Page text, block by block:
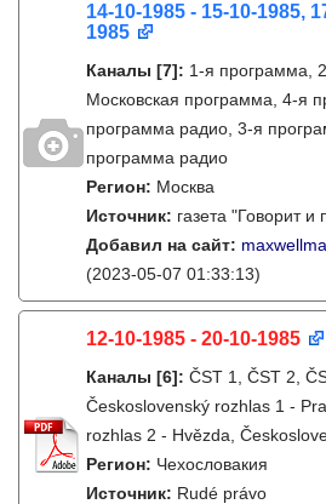
14-10-1985 - 15-10-1985,
1985
Каналы [7]: 1-я программа,
Московская программа, 4-я
программа радио, 3-я
программа радио
Регион: Москва
Источник: газета "Говорит
Добавил на сайт:
(2023-05-07 01:33:13)
12-10-1985 - 20-10-1985
Каналы [6]: ČST 1, ČST 2,
Československý rozhlas 1 -
rozhlas 2 - Hvězda,
Регион: Чехословакия
Источник: Rudé právo